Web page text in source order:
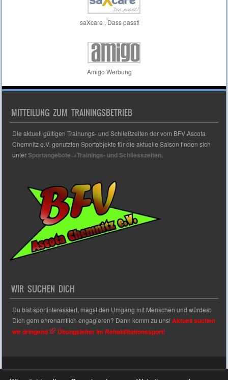
saXcare , Dass passt!
Amigo Werbung
MITTEILUNG ZUM TRAININGSBETRIEB
Die aktuell gültigen Trainungs- und Schließzeiten der vom BFV Ascota
Chemnitz e.V. genutzten Sportobjekte für die aktuelle Saison finden sich
unterSportangebote→Trainings- und Schliesszeiten.
WIR SUCHEN DICH
Du bist sportinteressiert, magst den Umgang mit Menschen und würdest
Dich gern ehrenamtlich engagieren? Dann komm zu uns!Aktuell suchen
wir dringend
Übungsleiter im Rehabilitationssport!